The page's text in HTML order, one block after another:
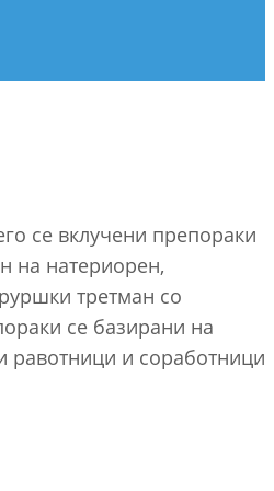
се вклучени препораки
на натериорен,
третман со
се базирани на
равотници и соработници